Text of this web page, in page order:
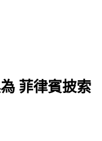
菲律賓披索